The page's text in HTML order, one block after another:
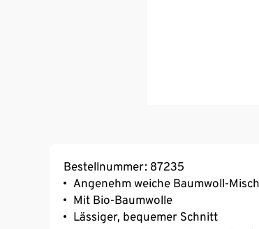
Bestellnummer: 87235
Angenehm weiche Baumwoll-
Mit Bio-Baumwolle
Lässiger, bequemer Schnitt